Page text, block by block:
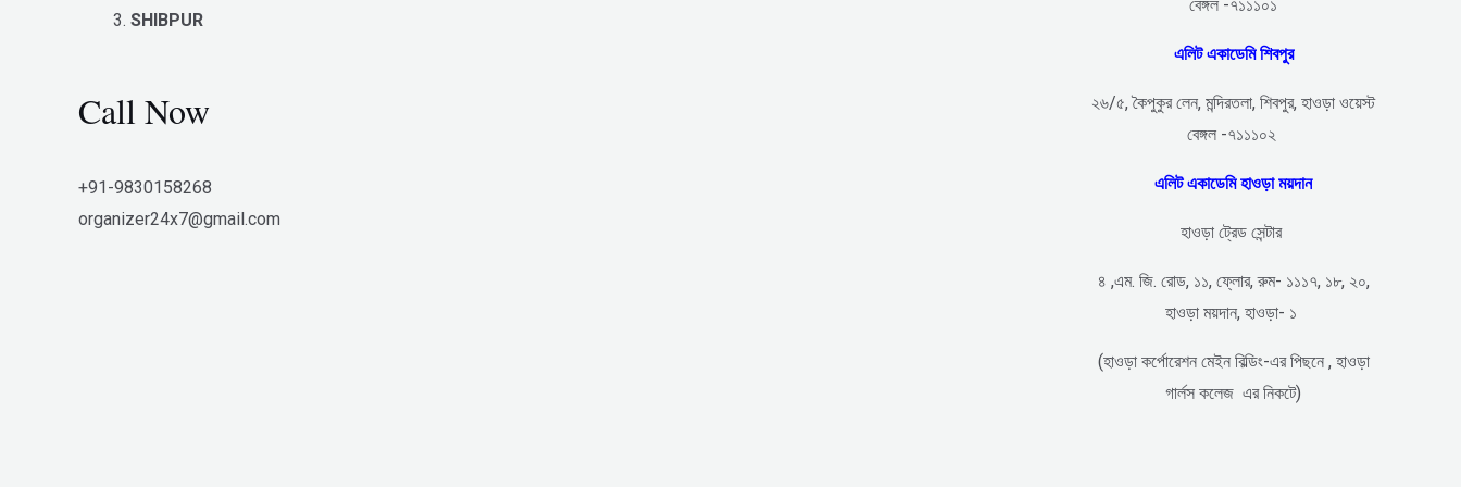
SHIBPUR
Call Now
+91-9830158268
organizer24x7@gmail.com
বেঙ্গল -৭১১১০১
এলিট একাডেমি শিবপুর
২৬/৫, কৈপুকুর লেন, মন্দিরতলা, শিবপুর, হাওড়া ওয়েস্ট
বেঙ্গল -৭১১১০২
এলিট একাডেমি হাওড়া ময়দান
হাওড়া ট্রেড সেন্টার
৪ ,এম. জি. রোড, ১১, ফ্লোর, রুম- ১১১৭, ১৮, ২০,
হাওড়া ময়দান, হাওড়া- ১
(হাওড়া কর্পোরেশন মেইন বিল্ডিং-এর পিছনে , হাওড়া
গার্লস কলেজ এর নিকটে)